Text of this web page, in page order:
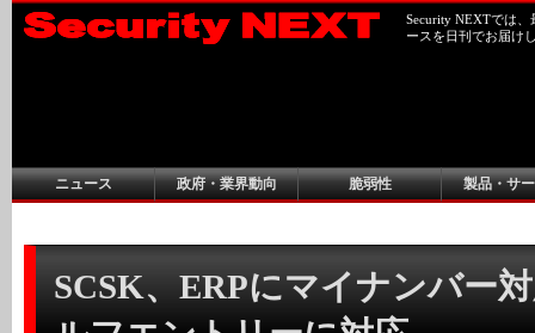
Security NEXTでは
ースを日刊でお届け
ニュース 政府・業界動向 脆弱性 製品・サ
SCSK、ERPにマイナンバー